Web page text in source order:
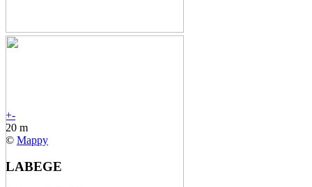
+-
20 m
© Mappy
LABEGE